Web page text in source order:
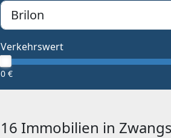
PLZ, Ort oder Bundesland
Verkehrswert
0 €
16 Immobilien in